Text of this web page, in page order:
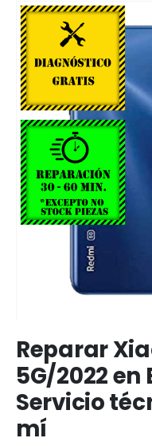
Saltar
al
final
de
la
galería
de
imágenes
al
comienzo
de
la
galería
de
Reparar
5G/2022
Servicio
mí